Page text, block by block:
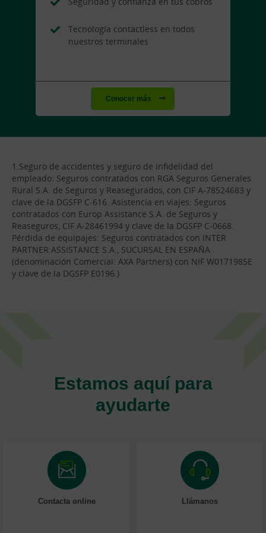
Tecnología contactless en todos
nuestros terminales
Conocer más
1.Seguro de accidentes y seguro de infidelidad del
empleado: Seguros contratados con RGA Seguros Generales
Rural S.A. de Seguros y Reasegurados, con CIF A-78524683 y
clave de la DGSFP C-616. Asistencia en viajes: Seguros
contratados con Europ Assistance S.A. de Seguros y
Reaseguros, CIF A-28461994 y clave de la DGSFP C-0668.
Pérdida de equipajes: Seguros contratados con INTER
PARTNER ASSISTANCE S.A., SUCURSAL EN ESPAÑA
(denominación Comercial: AXA Partners) con NIF W0171985E
y clave de la DGSFP E0196.)
Estamos aquí para
ayudarte
Contacta online Llámanos